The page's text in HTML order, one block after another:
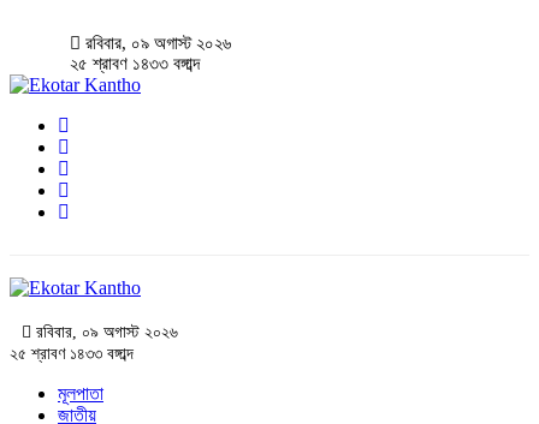
রবিবার, ০৯ অগাস্ট ২০২৬
২৫ শ্রাবণ ১৪৩৩ বঙ্গাব্দ
রবিবার, ০৯ অগাস্ট ২০২৬
২৫ শ্রাবণ ১৪৩৩ বঙ্গাব্দ
মূলপাতা
জাতীয়